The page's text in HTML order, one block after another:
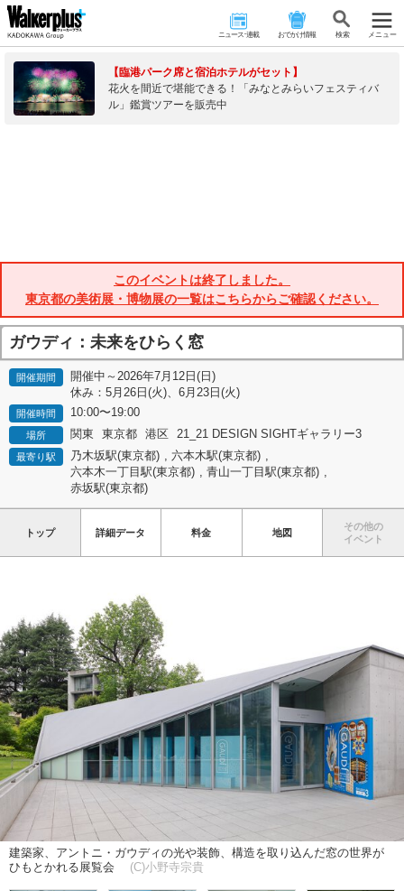
ニュース･連載 おでかけ情報 検 索 メニュー
【臨港パーク席と宿泊ホテルがセット】
花火を間近で堪能できる！「みなとみらいフェスティバ
ル」鑑賞ツアーを販売中
このイベントは終了しました。
東京都の美術展・博物展の一覧はこちらからご確認ください。
ガウディ：未来をひらく窓
開催期間
開催中～2026年7月12日(日)
休み：5月26日(火)、6月23日(火)
開催時間 10:00〜19:00
場所 関東 東京都 港区 21_21 DESIGN SIGHTギャラリー3
最寄り駅 乃木坂駅(東京都) , 六本木駅(東京都) ,
六本木一丁目駅(東京都) , 青山一丁目駅(東京都) ,
赤坂駅(東京都)
トップ 詳細データ 料金 地図
その他の
イベント
建築家、アントニ・ガウディの光や装飾、構造を取り込んだ窓の世界が
ひもとかれる展覧会
(C)小野寺宗貴